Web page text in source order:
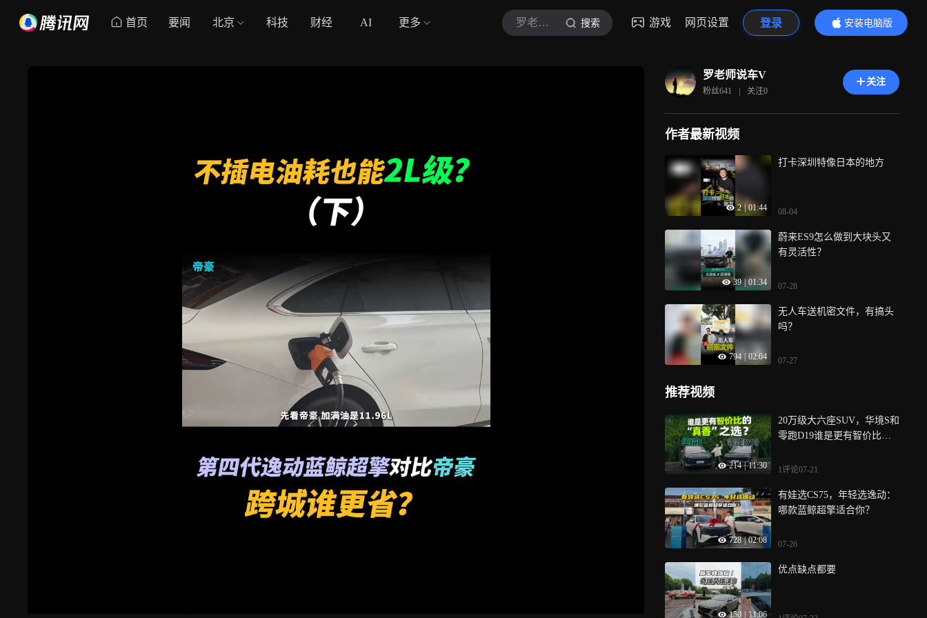
首页 要闻 北京 科技 财经 AI 更多 罗老师说车V 搜索 游戏 网页设置 登录
安装电脑版
内容更精彩
罗老师说车V
粉丝641 | 关注0
关注
作者最新视频
2 | 01:44
打卡深圳特像日本的地方
08-04
39 01:34
蔚来ES9怎么做到大块头又
有灵活性？
07-28
794 02:04
无人车送机密文件，有搞头
吗？
07-27
推荐视频
214 | 11:30
20万级大六座SUV，华境S和
零跑D19谁是更有智价比的
1评论07-21
728 | 02:08
有娃选CS75，年轻选逸动：
哪款蓝鲸超擎适合你？
07-26
150 11:06
优点缺点都要